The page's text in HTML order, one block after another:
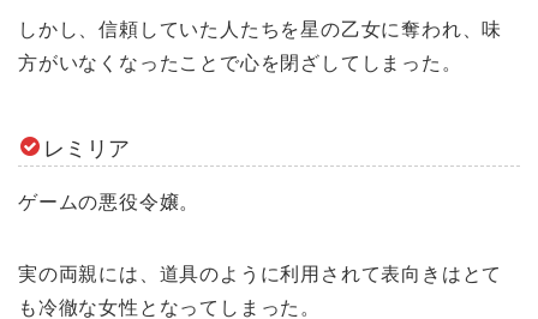
しかし、信頼していた人たちを星の乙女に奪われ、味
方がいなくなったことで心を閉ざしてしまった。
レミリア
ゲームの悪役令嬢。
実の両親には、道具のように利用されて表向きはとて
も冷徹な女性となってしまった。